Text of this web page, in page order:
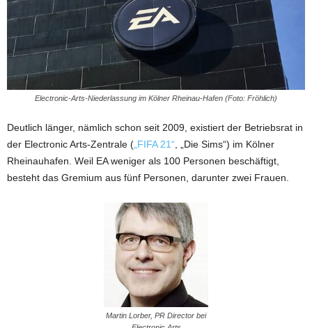
Electronic-Arts-Niederlassung im Kölner Rheinau-Hafen (Foto: Fröhlich)
Deutlich länger, nämlich schon seit 2009, existiert der Betriebsrat in
der Electronic Arts-Zentrale ( „FIFA 21“ , „Die Sims“) im Kölner
Rheinauhafen. Weil EA weniger als 100 Personen beschäftigt,
besteht das Gremium aus fünf Personen, darunter zwei Frauen.
Martin Lorber, PR Director bei